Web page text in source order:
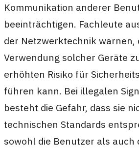
Kommunikation anderer
beeinträchtigen. Fachleute
der Netzwerktechnik warnen,
Verwendung solcher Geräte
erhöhten Risiko für
führen kann. Bei illegalen
besteht die Gefahr, dass sie
technischen Standards
sowohl die Benutzer als auch